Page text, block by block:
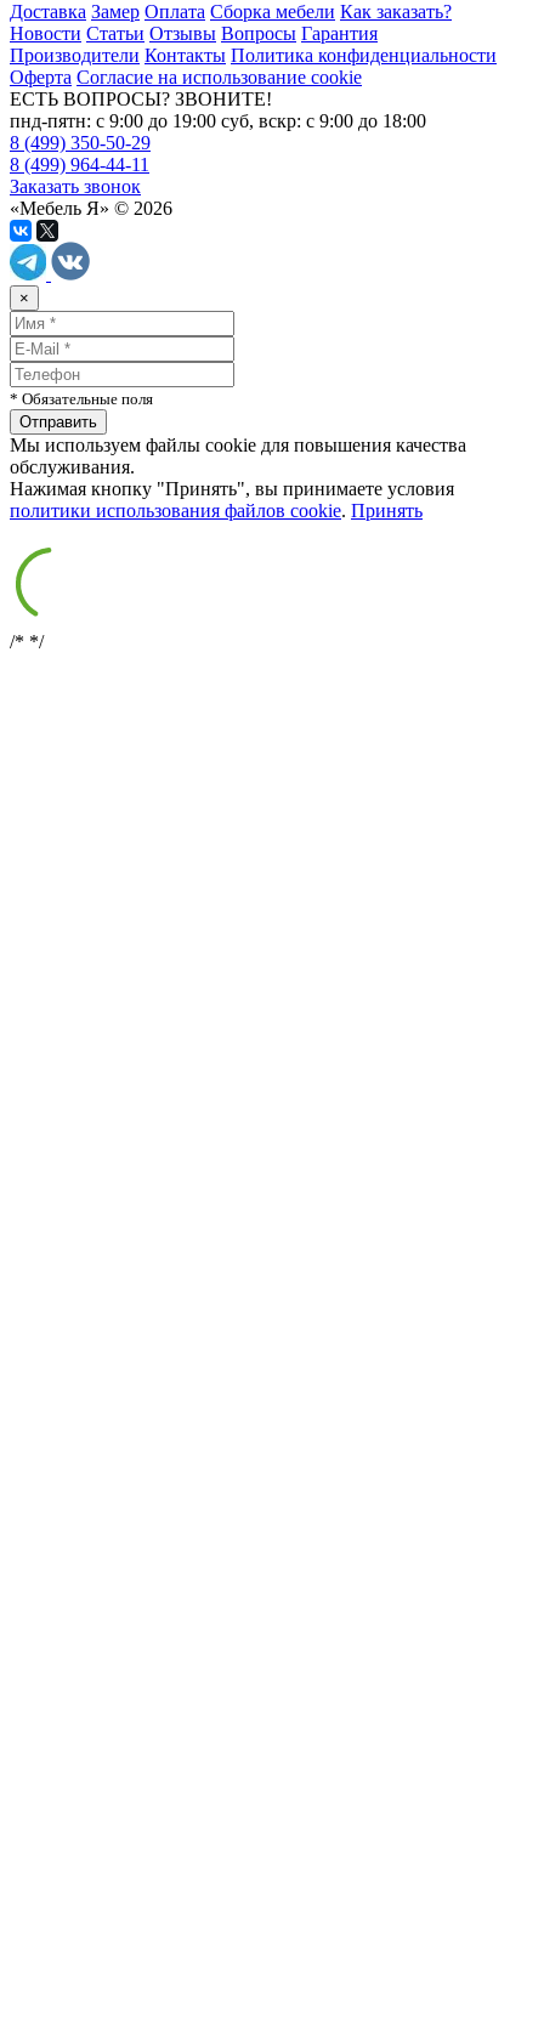
Доставка Замер Оплата Сборка мебели Как заказать?
Новости Статьи Отзывы Вопросы Гарантия
Производители Контакты Политика конфиденциальности
Оферта Согласие на использование cookie
ЕСТЬ ВОПРОСЫ? ЗВОНИТЕ!
пнд-пятн: с 9:00 до 19:00 суб, вскр: с 9:00 до 18:00
8 (499) 350-50-29
8 (499) 964-44-11
Заказать звонок
«Мебель Я» © 2026
×
* Обязательные поля
Мы используем файлы cookie для повышения качества
обслуживания.
Нажимая кнопку "Принять", вы принимаете условия
политики использования файлов cookie. Принять
/* */